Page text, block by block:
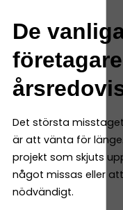
De
Det största
är att vänta för
projekt som skjuts
något missas eller
nödvändigt.